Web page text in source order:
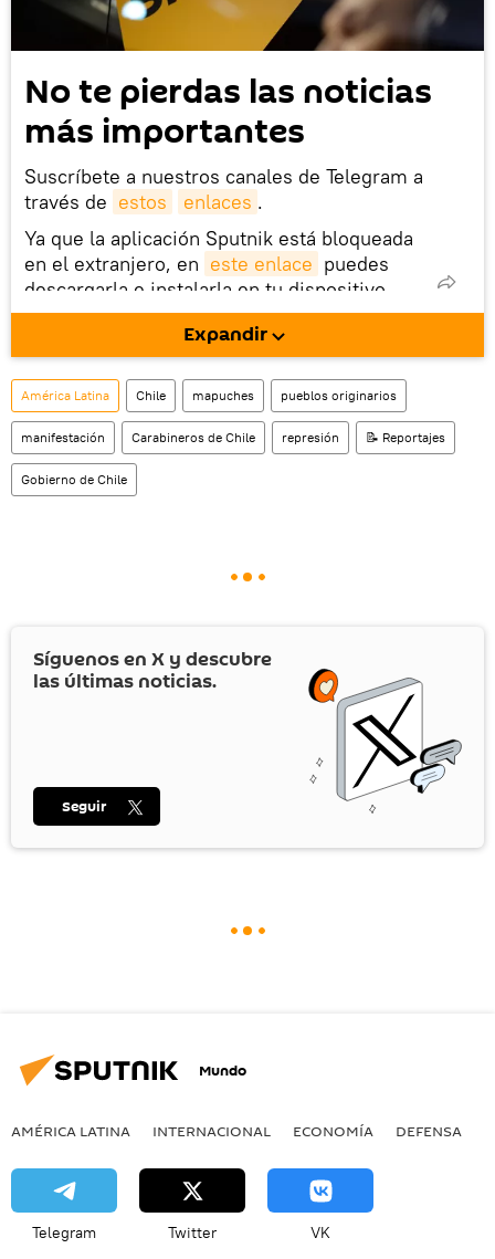
No te pierdas las noticias
más importantes
Suscríbete a nuestros canales de Telegram a
través de estos enlaces .
Ya que la aplicación Sputnik está bloqueada
en el extranjero, en este enlace puedes
descargarla e instalarla en tu dispositivo
móvil (¡solo para Android!).
También tenemos una cuenta en la red
social rusa VK .
Expandir
América Latina Chile mapuches pueblos originarios
manifestación Carabineros de Chile represión 📝 Reportajes
Gobierno de Chile
Síguenos en X y descubre
las últimas noticias.
Seguir
Mundo
AMÉRICA LATINA INTERNACIONAL ECONOMÍA DEFENSA
Telegram Twitter VK